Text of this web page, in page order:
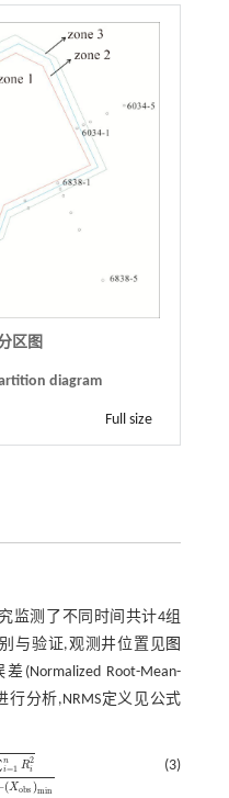
区图
diagram
Full size
监测了不同时间共计4组
与验证,观测井位置见图
Root-Mean-
行分析,NRMS定义见公式
(3)
n
i=1 R2
i
(Xobs )min
i2(Xobs)m